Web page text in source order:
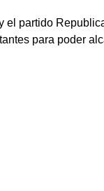
el partido
para poder